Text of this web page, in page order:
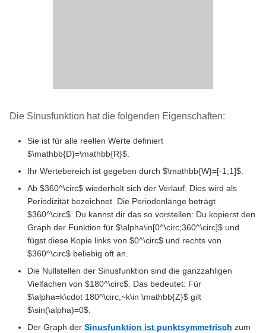
Die Sinusfunktion hat die folgenden Eigenschaften:
Sie ist für alle reellen Werte definiert
$\mathbb{D}=\mathbb{R}$.
Ihr Wertebereich ist gegeben durch $\mathbb{W}=[-1;1]$.
Ab $360^\circ$ wiederholt sich der Verlauf. Dies wird als
Periodizität bezeichnet. Die Periodenlänge beträgt
$360^\circ$. Du kannst dir das so vorstellen: Du kopierst den
Graph der Funktion für $\alpha\in[0^\circ;360^\circ]$ und
fügst diese Kopie links von $0^\circ$ und rechts von
$360^\circ$ beliebig oft an.
Die Nullstellen der Sinusfunktion sind die ganzzahligen
Vielfachen von $180^\circ$. Das bedeutet: Für
$\alpha=k\cdot 180^\circ;~k\in \mathbb{Z}$ gilt
$\sin(\alpha)=0$.
Der Graph der Sinusfunktion ist punktsymmetrisch zum